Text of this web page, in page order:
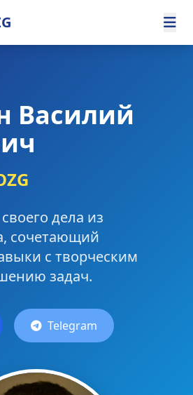
Василий
дела из
сочетающий
с творческим
задач.
Telegram